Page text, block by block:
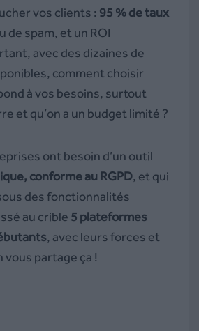
vos clients : 95 % de taux
de spam, et un ROI
avec des dizaines de
comment choisir
à vos besoins, surtout
et qu’on a un budget limité ?
ont besoin d’un outil
conforme au RGPD, et qui
des fonctionnalités
au crible 5 plateformes
, avec leurs forces et
partage ça !